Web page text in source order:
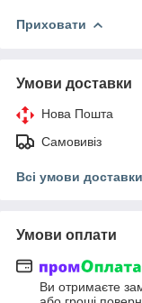
Приховати
Умови доставки
Нова Пошта
Самовивіз
Всі умови доставки
Умови оплати
Ви отримаєте